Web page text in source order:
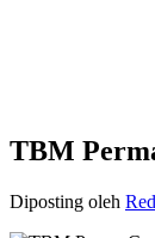
TBM
Diposting oleh